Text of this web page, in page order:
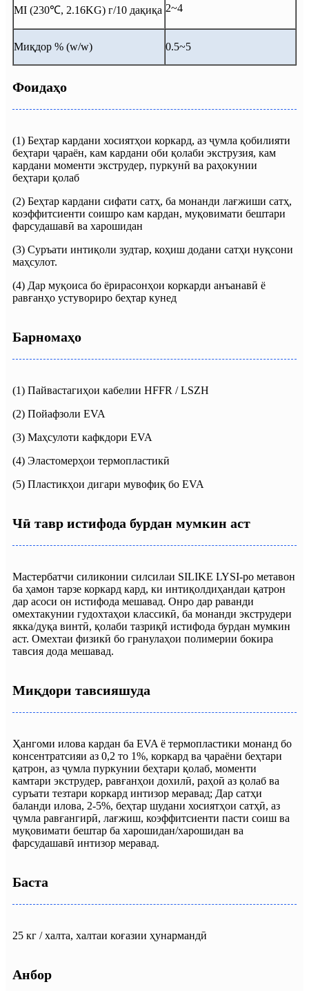
MI (230℃, 2.16KG) г/10 дақиқа 2~4
Миқдор % (w/w) 0.5~5
Фоидаҳо
(1) Беҳтар кардани хосиятҳои коркард, аз ҷумла қобилияти
беҳтари ҷараён, кам кардани оби қолаби экструзия, кам
кардани моменти экструдер, пуркунӣ ва раҳокунии
беҳтари қолаб
(2) Беҳтар кардани сифати сатҳ, ба монанди лағжиши сатҳ,
коэффитсиенти соишро кам кардан, муқовимати бештари
фарсудашавӣ ва харошидан
(3) Суръати интиқоли зудтар, коҳиш додани сатҳи нуқсони
маҳсулот.
(4) Дар муқоиса бо ёрирасонҳои коркарди анъанавӣ ё
равғанҳо устувориро беҳтар кунед
Барномаҳо
(1) Пайвастагиҳои кабелии HFFR / LSZH
(2) Пойафзоли EVA
(3) Маҳсулоти кафкдори EVA
(4) Эластомерҳои термопластикӣ
(5) Пластикҳои дигари мувофиқ бо EVA
Чӣ тавр истифода бурдан мумкин аст
Мастербатчи силиконии силсилаи SILIKE LYSI-ро метавон
ба ҳамон тарзе коркард кард, ки интиқолдиҳандаи қатрон
дар асоси он истифода мешавад. Онро дар раванди
омехтакунии гудохтаҳои классикӣ, ба монанди экструдери
якка/дуқа винтӣ, қолаби тазриқӣ истифода бурдан мумкин
аст. Омехтаи физикӣ бо гранулаҳои полимерии бокира
тавсия дода мешавад.
Миқдори тавсияшуда
Ҳангоми илова кардан ба EVA ё термопластики монанд бо
консентратсияи аз 0,2 то 1%, коркард ва ҷараёни беҳтари
қатрон, аз ҷумла пуркунии беҳтари қолаб, моменти
камтари экструдер, равғанҳои дохилӣ, раҳоӣ аз қолаб ва
суръати тезтари коркард интизор меравад; Дар сатҳи
баланди илова, 2-5%, беҳтар шудани хосиятҳои сатҳӣ, аз
ҷумла равғангирӣ, лағжиш, коэффитсиенти пасти соиш ва
муқовимати бештар ба харошидан/харошидан ва
фарсудашавӣ интизор меравад.
Баста
25 кг / халта, халтаи коғазии ҳунармандӣ
Анбор